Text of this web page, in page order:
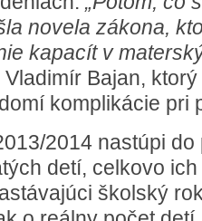
novela zákona,
kapacít v
Bajan,
komplikácie pri
2014 nastúpi
detí, celkovo
školský